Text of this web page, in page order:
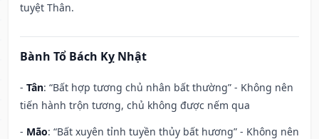
tuyệt Thân.
Bành Tổ Bách Kỵ Nhật
- Tân: “Bất hợp tương chủ nhân bất thường” - Không nên
tiến hành trộn tương, chủ không được nếm qua
- Mão: “Bất xuyên tỉnh tuyền thủy bất hương” - Không nên